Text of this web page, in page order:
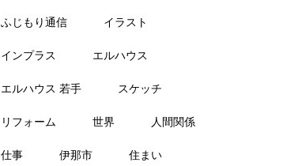
ふじもり通信 イラスト
インプラス エルハウス
エルハウス 若手 スケッチ
リフォーム 世界 人間関係
仕事 伊那市 住まい